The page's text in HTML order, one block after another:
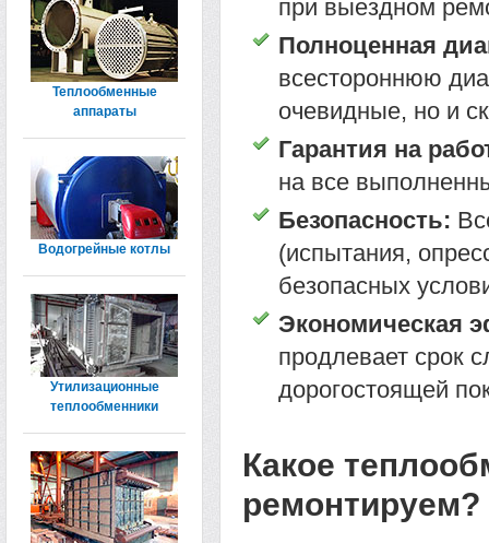
при выездном
Полноценная
всестороннюю
очевидные, но и
Гарантия на
на все
Безопасность:
(испытания,
безопасных
Экономическая
продлевает срок
дорогостоящей
Какое
ремонтируем?
Теплообменные
аппараты
Водогрейные котлы
Утилизационные
теплообменники